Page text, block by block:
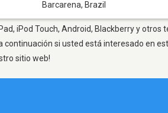
Barcarena, Brazil
iPod Touch, Android, Blackberry y
si usted está interesado en
sitio web!